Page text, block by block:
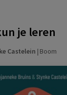
je leren
Castelein | Boom